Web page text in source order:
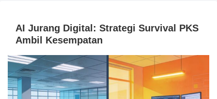
AI Jurang Digital: Strategi Survival PKS
Ambil Kesempatan